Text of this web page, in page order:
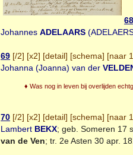
68
Johannes ADELAARS
69 [/2] [x2] [detail] [schema] [naar 1
Johanna (Joanna) van der
♦ Was nog in leven bij overlijden echtg.
70 [/2] [x2] [detail] [schema] [naar 1
Lambert BEKX; geb. Someren 17
van de Ven; tr. 2eAsten 30 apr.